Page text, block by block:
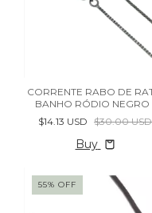
CORRENTE RABO DE
BANHO RÓDIO NEGRO
(cópia) - (cópia)
$14.13 USD $30.00 USD
Buy
55% OFF